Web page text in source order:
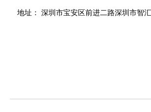
地址： 深圳市宝安区前进二路深圳市智